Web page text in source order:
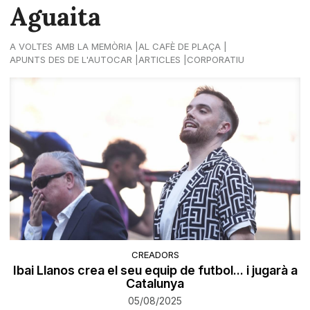
Aguaita
A VOLTES AMB LA MEMÒRIA
AL CAFÈ DE PLAÇA
APUNTS DES DE L'AUTOCAR
ARTICLES CORPORATIU
CREADORS
Ibai Llanos crea el seu equip de futbol... i jugarà a
Catalunya
05/08/2025